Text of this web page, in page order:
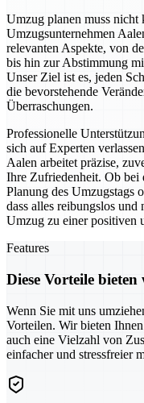
Umzug planen muss nicht
Umzugsunternehmen
relevanten Aspekte, von
bis hin zur Abstimmung
Unser Ziel ist es, jeden
die bevorstehende
Überraschungen.
Professionelle
sich auf Experten
Aalen arbeitet präzise,
Ihre Zufriedenheit. Ob bei
Planung des Umzugstags
dass alles reibungslos
Umzug zu einer positiven
Features
Diese Vorteile
Wenn Sie mit uns
Vorteilen. Wir bieten
auch eine Vielzahl von
einfacher und stressfreier